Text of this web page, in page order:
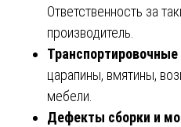
Ответственность за
производитель.
царапины, вмятины,
мебели.
Дефекты сборки и